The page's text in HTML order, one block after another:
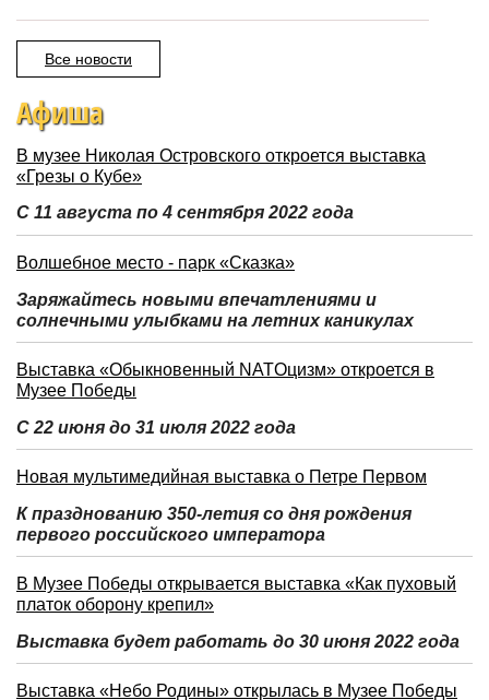
Все новости
Афиша
В музее Николая Островского откроется выставка
«Грезы о Кубе»
С 11 августа по 4 сентября 2022 года
Волшебное место - парк «Сказка»
Заряжайтесь новыми впечатлениями и
солнечными улыбками на летних каникулах
Выставка «Обыкновенный NATOцизм» откроется в
Музее Победы
С 22 июня до 31 июля 2022 года
Новая мультимедийная выставка о Петре Первом
К празднованию 350-летия со дня рождения
первого российского императора
В Музее Победы открывается выставка «Как пуховый
платок оборону крепил»
Выставка будет работать до 30 июня 2022 года
Выставка «Небо Родины» открылась в Музее Победы